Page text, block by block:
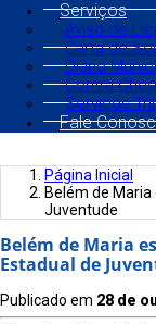
Serviços
Aviso de
Carta de
Diário
Contra
Serviços
Fale
Página Inicial
Belém de
Juventude
Belém de Maria
Estadual de
Publicado em 28 de